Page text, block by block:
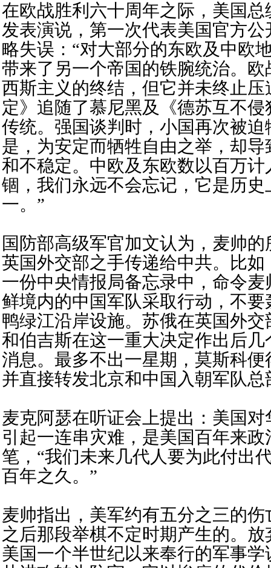
在欧战胜利六十周年之际，美国
发表演说，第一次代表美国官方
略失误：“对大部分的东欧及中欧
带来了另一个帝国的铁腕统治。
西斯主义的终结，但它并未终止
定》追随了慕尼黑及《德苏互不
传统。强国谈判时，小国再次被迫
是，为安定而牺牲自由之举，却
和不稳定。中欧及东欧数以百万计
锢，我们永远不会忘记，它是历
一。”
国防部高级军官加文认为，麦帅
英国外交部之手传递给中共。比
一份中央情报局备忘录中，命令
鲜境内的中国军队采取行动，不
鸭绿江沿岸设施。苏俄在英国外
和伯吉斯在这一重大决定作出后
消息。最多不出一星期，莫斯科
并直接转发北京和中国入朝军队总
麦克阿瑟在听证会上提出：美国
引起一连串灾难，是美国百年来政
笔，“我们未来几代人要为此付出
百年之久。”
麦帅指出，美军约有五分之三的
之后那段举棋不定时期产生的。
美国一个半世纪以来奉行的军事